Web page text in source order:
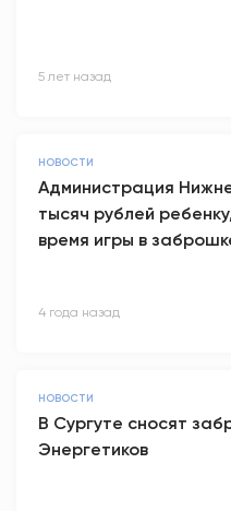
5 лет назад
НОВОСТИ
Администрация
тысяч рублей
время игры в
4 года назад
НОВОСТИ
В Сургуте сносят
Энергетиков